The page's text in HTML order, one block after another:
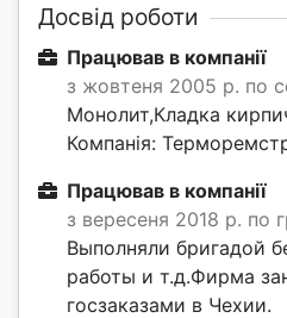
Досвід роботи
Працював в компанії
з жовтеня 2005 р. по
Монолит,Кладка
Компанія:
Працював в компанії
з вересеня 2018 р. по
Выполняли бригадой
работы и т.д.Фирма
госзаказами в Чехии.